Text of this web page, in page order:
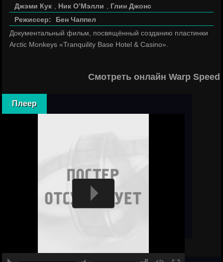
Джэми Кук
Ник О’Мэлли
Глин Джонс
Режиссер:
Бен Чаппел
Документальный фильм, посвящённый созданию пластинки
Arctic Monkeys «Tranquility Base Hotel & Casino».
Смотреть онлайн Warp
Плеер